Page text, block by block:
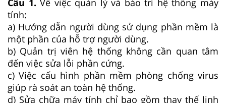
tính:
a) Hướng dẫn người dùng sử dụng phần mềm là
một phần của hỗ trợ người dùng.
b) Quản trị viên hệ thống không cần quan tâm
đến việc sửa lỗi phần cứng.
c) Việc cấu hình phần mềm phòng chống virus
giúp rà soát an toàn hệ thống.
d) Sửa chữa máy tính chỉ bao gồm thay thế linh